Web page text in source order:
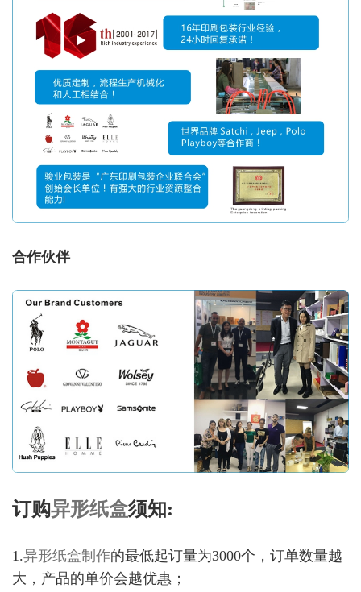
合作伙伴
订购异形纸盒须知:
1.异形纸盒制作的最低起订量为3000个，订单数量越
大，产品的单价会越优惠；